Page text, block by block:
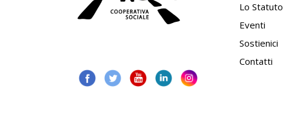
Lo Statuto
Eventi
Sostienici
Contatti